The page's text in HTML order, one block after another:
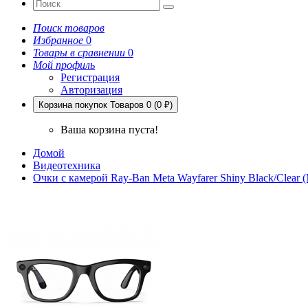
Поиск товаров
Избранное 0
Товары в сравнении 0
Мой профиль
Регистрация
Авторизация
Корзина покупок Товаров 0 (0 ₽)
Ваша корзина пуста!
Домой
Видеотехника
Очки с камерой Ray-Ban Meta Wayfarer Shiny Black/Clear